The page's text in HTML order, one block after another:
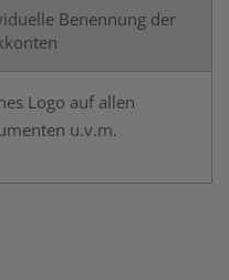
Benennung der
Logo auf allen
u.v.m.